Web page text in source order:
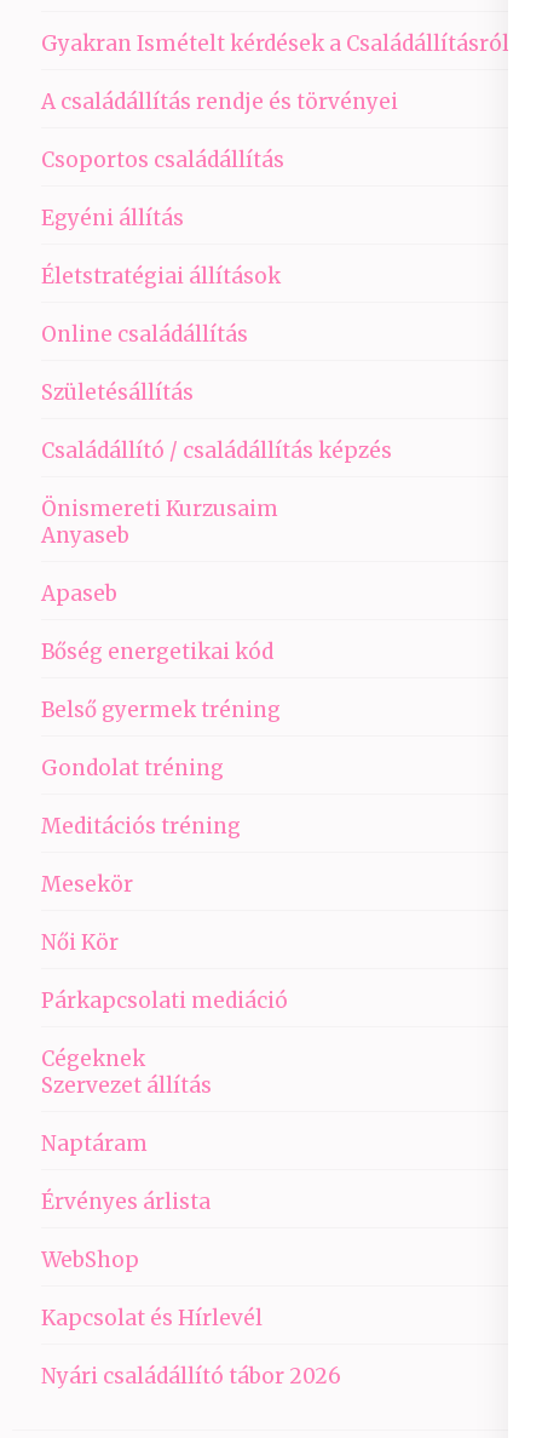
Gyakran Ismételt kérdések a Családállításról
A családállítás rendje és törvényei
Csoportos családállítás
Egyéni állítás
Életstratégiai állítások
Online családállítás
Születésállítás
Családállító / családállítás képzés
Önismereti Kurzusaim
Anyaseb
Apaseb
Bőség energetikai kód
Belső gyermek tréning
Gondolat tréning
Meditációs tréning
Mesekör
Női Kör
Párkapcsolati mediáció
Cégeknek
Szervezet állítás
Naptáram
Érvényes árlista
WebShop
Kapcsolat és Hírlevél
Nyári családállító tábor 2026